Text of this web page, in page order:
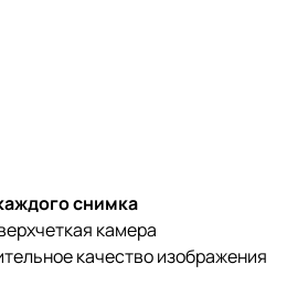
снимка
камера
качество изображения